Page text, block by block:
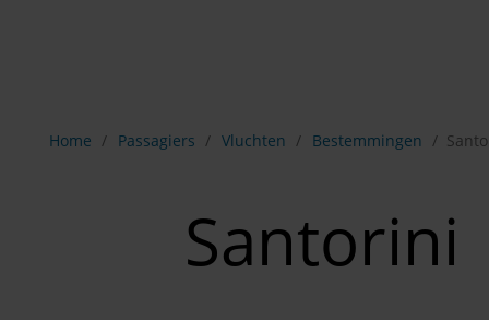
Home Passagiers Vluchten Bestemmingen
Santorini